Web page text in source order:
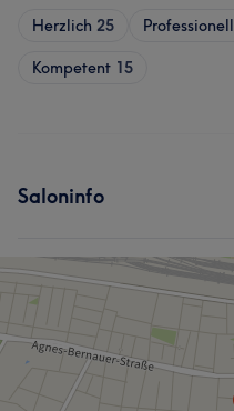
Herzlich 25 Professionell
Kompetent 15
Saloninfo